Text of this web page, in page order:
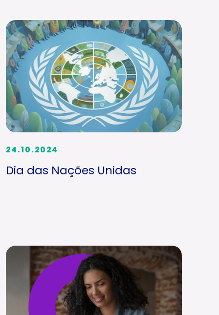
24.10.2024
Dia das Nações Unidas